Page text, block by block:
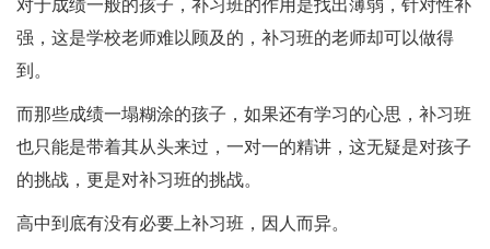
强，这是学校老师难以顾及的，补习班的老师却可以做得
到。
而那些成绩一塌糊涂的孩子，如果还有学习的心思，补习班
也只能是带着其从头来过，一对一的精讲，这无疑是对孩子
的挑战，更是对补习班的挑战。
高中到底有没有必要上补习班，因人而异。